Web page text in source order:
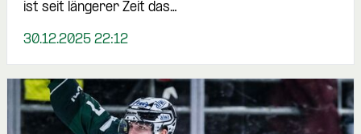
ist seit längerer Zeit das…
30.12.2025 22:12